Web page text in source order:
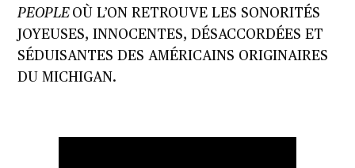
PEOPLE OÙ L’ON RETROUVE LES SONORITÉS
JOYEUSES, INNOCENTES, DÉSACCORDÉES ET
SÉDUISANTES DES AMÉRICAINS ORIGINAIRES
DU MICHIGAN.